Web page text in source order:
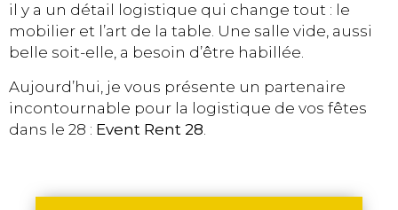
il y a un détail logistique qui change tout : le
mobilier et l’art de la table. Une salle vide, aussi
belle soit-elle, a besoin d’être habillée.
Aujourd’hui, je vous présente un partenaire
incontournable pour la logistique de vos fêtes
dans le 28 : Event Rent 28